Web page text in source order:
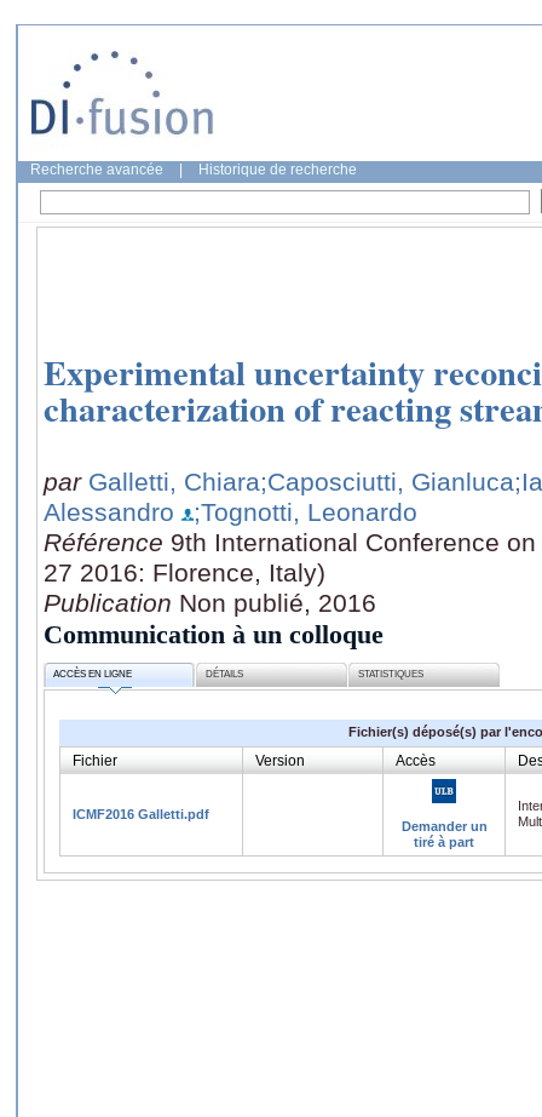
Recherche avancée Historique de recherche
Experimental uncertainty
characterization of reacting
par Galletti, Chiara;Caposciutti, Gianluca
Alessandro
;Tognotti, Leonardo
Référence 9th International Conference
27 2016: Florence, Italy)
Publication Non publié, 2016
Communication à un colloque
ACCÈS EN LIGNE DÉTAILS STATISTIQUES
Fichier(s) déposé(s) par
Fichier Version Accès
ICMF2016 Galletti.pdf
Demander un
tiré à part